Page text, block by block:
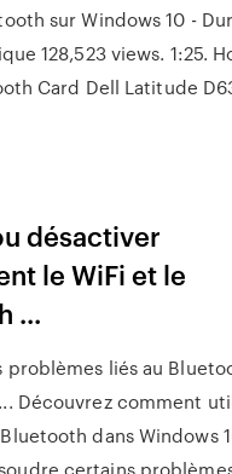
sur Windows 10 -
128,523 views. 1:25.
Card Dell Latitude
désactiver
le WiFi et le
...
problèmes liés au
Découvrez comment
dans Windows
certains